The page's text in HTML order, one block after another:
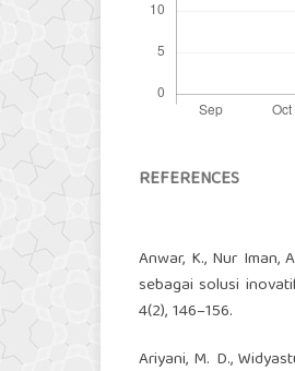
REFERENCES
Anwar, K., Nur Iman,
sebagai solusi
4(2), 146–156.
Ariyani, M. D.,